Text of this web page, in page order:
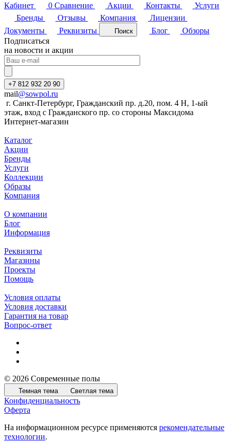
Кабинет
0 Сравнение Акции Контакты
Услуги
Бренды
Отзывы Компания
Лицензии
Документы
Реквизиты Поиск Блог
Обзоры
Подписаться
на новости и акции
+7 812 932 20 90
mail@sowpol.ru
г. Санкт-Петербург, Гражданский пр. д.20, пом. 4 Н, 1-ый
этаж, вход с Гражданского пр. со стороны Максидома
Интернет-магазин
Каталог
Акции
Бренды
Услуги
Коллекции
Образы
Компания
О компании
Блог
Информация
Реквизиты
Магазины
Проекты
Помощь
Условия оплаты
Условия доставки
Гарантия на товар
Вопрос-ответ
© 2026 Современные полы
Темная тема Светлая тема
Конфиденциальность
Оферта
На информационном ресурсе применяются рекомендательные
технологии.